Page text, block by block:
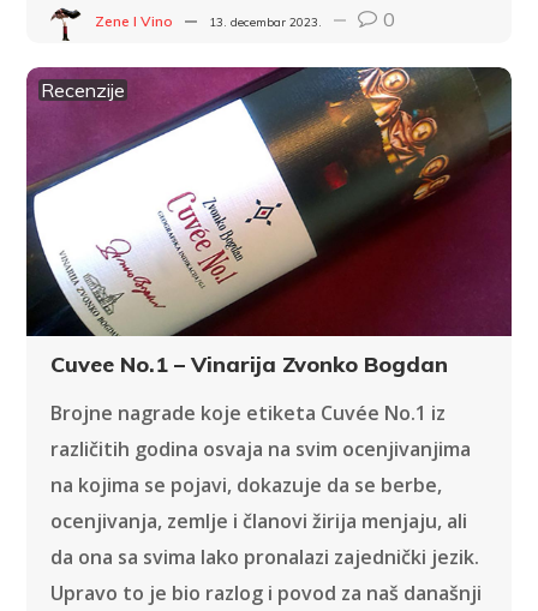
Zene I Vino 13. decembar 2023. 0
Recenzije
Cuvee No.1 – Vinarija Zvonko Bogdan
Brojne nagrade koje etiketa Cuvée No.1 iz
različitih godina osvaja na svim ocenjivanjima
na kojima se pojavi, dokazuje da se berbe,
ocenjivanja, zemlje i članovi žirija menjaju, ali
da ona sa svima lako pronalazi zajednički jezik.
Upravo to je bio razlog i povod za naš današnji